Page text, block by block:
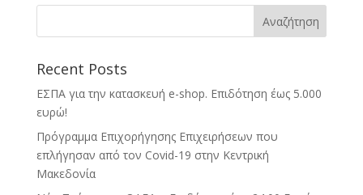
Αναζήτηση
Recent Posts
ΕΣΠΑ για την κατασκευή e-shop. Επιδότηση έως 5.000
ευρώ!
Πρόγραμμα Επιχορήγησης Επιχειρήσεων που
επλήγησαν από τον Covid-19 στην Κεντρική
Μακεδονία